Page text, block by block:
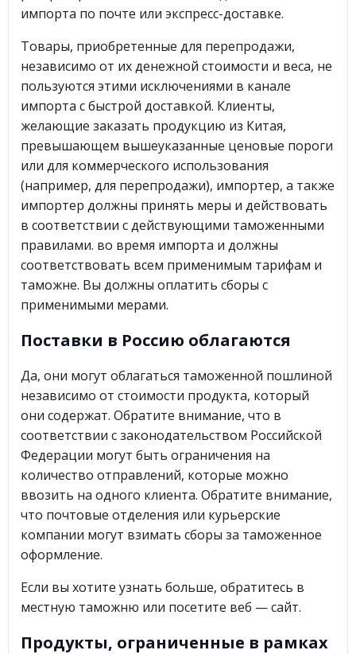
импорта по почте или экспресс-доставке.
Товары, приобретенные для перепродажи,
независимо от их денежной стоимости и веса, не
пользуются этими исключениями в канале
импорта с быстрой доставкой. Клиенты,
желающие заказать продукцию из Китая,
превышающем вышеуказанные ценовые пороги
или для коммерческого использования
(например, для перепродажи), импортер, а также
импортер должны принять меры и действовать
в соответствии с действующими таможенными
правилами. во время импорта и должны
соответствовать всем применимым тарифам и
таможне. Вы должны оплатить сборы с
применимыми мерами.
Поставки в Россию облагаются
Да, они могут облагаться таможенной пошлиной
независимо от стоимости продукта, который
они содержат. Обратите внимание, что в
соответствии с законодательством Российской
Федерации могут быть ограничения на
количество отправлений, которые можно
ввозить на одного клиента. Обратите внимание,
что почтовые отделения или курьерские
компании могут взимать сборы за таможенное
оформление.
Если вы хотите узнать больше, обратитесь в
местную таможню или посетите веб — сайт.
Продукты, ограниченные в рамках